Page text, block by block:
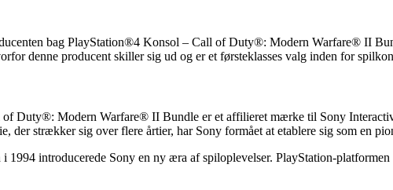
bag PlayStation®4 Konsol – Call of Duty®: Modern Warfare® II
denne producent skiller sig ud og er et førsteklasses valg inden for
Duty®: Modern Warfare® II Bundle er et affilieret mærke til Sony
der strækker sig over flere årtier, har Sony formået at etablere sig som en
1994 introducerede Sony en ny æra af spiloplevelser. PlayStation-